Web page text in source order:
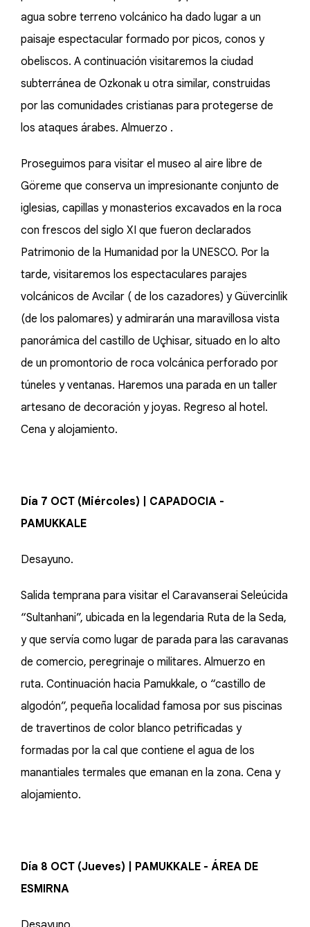
agua sobre terreno volcánico ha dado lugar a un
paisaje espectacular formado por picos, conos y
obeliscos. A continuación visitaremos la ciudad
subterránea de Ozkonak u otra similar, construidas
por las comunidades cristianas para protegerse de
los ataques árabes. Almuerzo .
Proseguimos para visitar el museo al aire libre de
Göreme que conserva un impresionante conjunto de
iglesias, capillas y monasterios excavados en la roca
con frescos del siglo XI que fueron declarados
Patrimonio de la Humanidad por la UNESCO. Por la
tarde, visitaremos los espectaculares parajes
volcánicos de Avcilar ( de los cazadores) y Güvercinlik
(de los palomares) y admirarán una maravillosa vista
panorámica del castillo de Uçhisar, situado en lo alto
de un promontorio de roca volcánica perforado por
túneles y ventanas. Haremos una parada en un taller
artesano de decoración y joyas. Regreso al hotel.
Cena y alojamiento.
Día 7 OCT (Miércoles) | CAPADOCIA -
PAMUKKALE
Desayuno.
Salida temprana para visitar el Caravanserai Seleúcida
“Sultanhani”, ubicada en la legendaria Ruta de la Seda,
y que servía como lugar de parada para las caravanas
de comercio, peregrinaje o militares. Almuerzo en
ruta. Continuación hacia Pamukkale, o “castillo de
algodón”, pequeña localidad famosa por sus piscinas
de travertinos de color blanco petrificadas y
formadas por la cal que contiene el agua de los
manantiales termales que emanan en la zona. Cena y
alojamiento.
Día 8 OCT (Jueves) | PAMUKKALE - ÁREA DE
ESMIRNA